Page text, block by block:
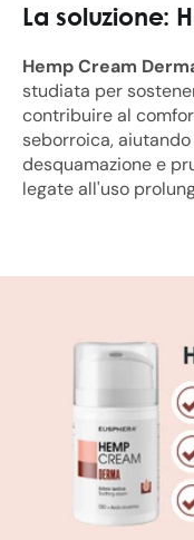
La soluzione:
Hemp Cream
studiata per
contribuire al
seborroica,
desquamazione e
legate all'uso